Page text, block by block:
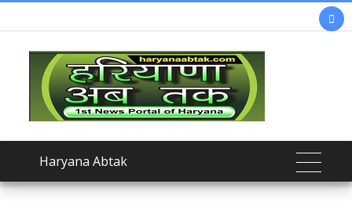

Haryana Abtak